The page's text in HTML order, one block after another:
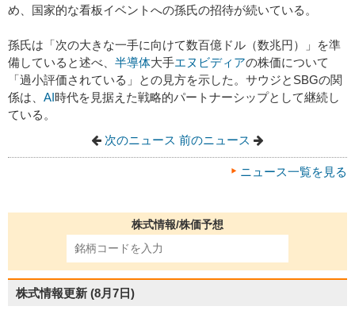
め、国家的な看板イベントへの孫氏の招待が続いている。
孫氏は「次の大きな一手に向けて数百億ドル（数兆円）」を準
備していると述べ、 半導体大手エヌビディアの株価について
「過小評価されている」との見方を示した。サウジとSBGの関
係は、 AI時代を見据えた戦略的パートナーシップとして継続し
ている。
次のニュース 前のニュース
ニュース一覧を見る
株式情報/株価予想
株式情報更新 (8月7日)